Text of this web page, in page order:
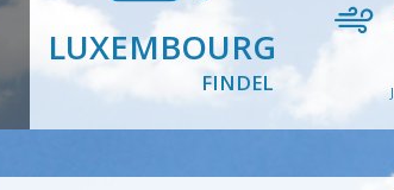
LUXEMBOURG
FINDEL